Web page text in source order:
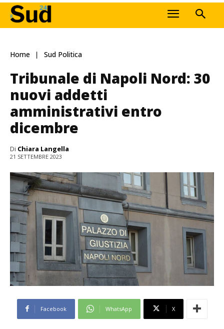
Home Sud Politica
Tribunale di Napoli Nord: 30
nuovi addetti
amministrativi entro
dicembre
Di Chiara Langella
21 SETTEMBRE 2023
Facebook WhatsApp X